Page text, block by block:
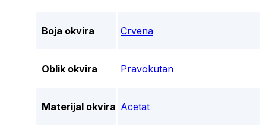
Boja okvira Crvena
Oblik okvira Pravokutan
Materijal okvira Acetat